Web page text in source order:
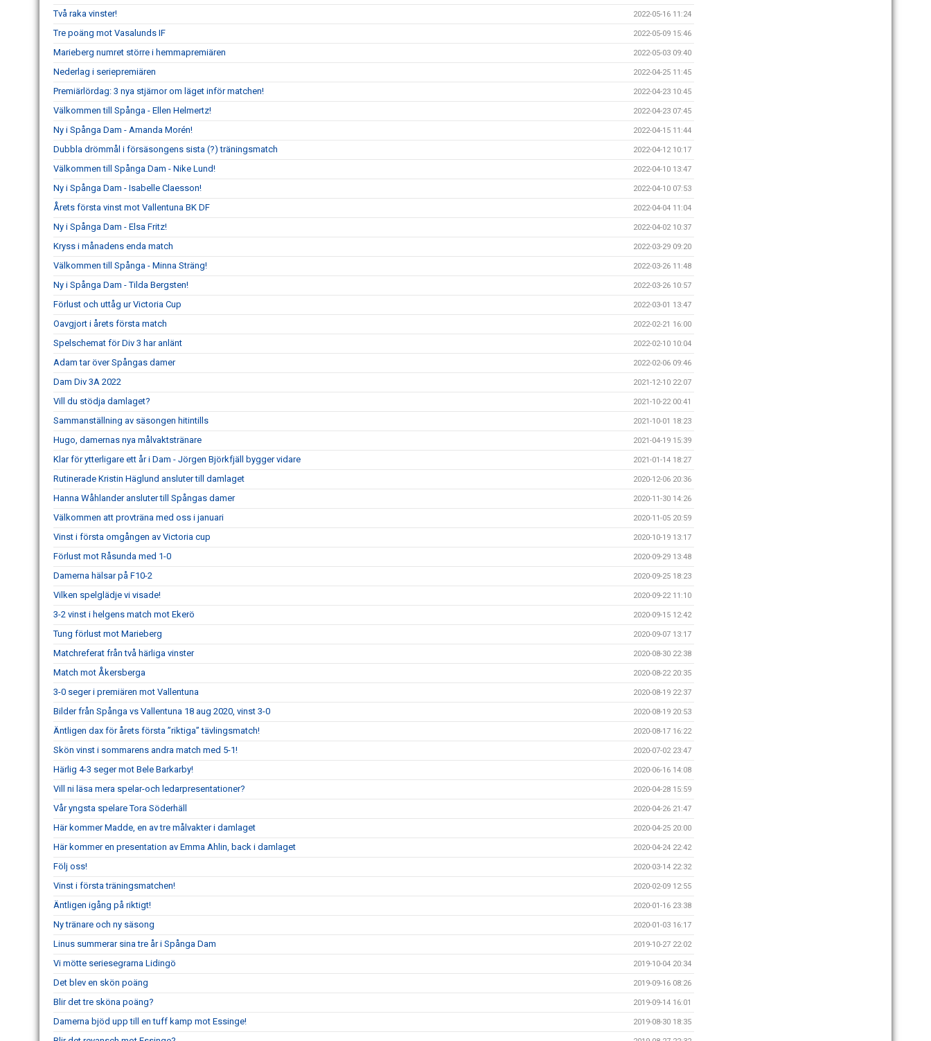
Två raka vinster! 2022-05-16 11:24
Tre poäng mot Vasalunds IF 2022-05-09 15:46
Marieberg numret större i hemmapremiären 2022-05-03 09:40
Nederlag i seriepremiären 2022-04-25 11:45
Premiärlördag: 3 nya stjärnor om läget inför matchen! 2022-04-23 10:45
Välkommen till Spånga - Ellen Helmertz! 2022-04-23 07:45
Ny i Spånga Dam - Amanda Morén! 2022-04-15 11:44
Dubbla drömmål i försäsongens sista (?) träningsmatch 2022-04-12 10:17
Välkommen till Spånga Dam - Nike Lund! 2022-04-10 13:47
Ny i Spånga Dam - Isabelle Claesson! 2022-04-10 07:53
Årets första vinst mot Vallentuna BK DF 2022-04-04 11:04
Ny i Spånga Dam - Elsa Fritz! 2022-04-02 10:37
Kryss i månadens enda match 2022-03-29 09:20
Välkommen till Spånga - Minna Sträng! 2022-03-26 11:48
Ny i Spånga Dam - Tilda Bergsten! 2022-03-26 10:57
Förlust och uttåg ur Victoria Cup 2022-03-01 13:47
Oavgjort i årets första match 2022-02-21 16:00
Spelschemat för Div 3 har anlänt 2022-02-10 10:04
Adam tar över Spångas damer 2022-02-06 09:46
Dam Div 3A 2022 2021-12-10 22:07
Vill du stödja damlaget? 2021-10-22 00:41
Sammanställning av säsongen hitintills 2021-10-01 18:23
Hugo, damernas nya målvaktstränare 2021-04-19 15:39
Klar för ytterligare ett år i Dam - Jörgen Björkfjäll bygger vidare 2021-01-14 18:27
Rutinerade Kristin Häglund ansluter till damlaget 2020-12-06 20:36
Hanna Wåhlander ansluter till Spångas damer 2020-11-30 14:26
Välkommen att provträna med oss i januari 2020-11-05 20:59
Vinst i första omgången av Victoria cup 2020-10-19 13:17
Förlust mot Råsunda med 1-0 2020-09-29 13:48
Damerna hälsar på F10-2 2020-09-25 18:23
Vilken spelglädje vi visade! 2020-09-22 11:10
3-2 vinst i helgens match mot Ekerö 2020-09-15 12:42
Tung förlust mot Marieberg 2020-09-07 13:17
Matchreferat från två härliga vinster 2020-08-30 22:38
Match mot Åkersberga 2020-08-22 20:35
3-0 seger i premiären mot Vallentuna 2020-08-19 22:37
Bilder från Spånga vs Vallentuna 18 aug 2020, vinst 3-0 2020-08-19 20:53
Äntligen dax för årets första ”riktiga” tävlingsmatch! 2020-08-17 16:22
Skön vinst i sommarens andra match med 5-1! 2020-07-02 23:47
Härlig 4-3 seger mot Bele Barkarby! 2020-06-16 14:08
Vill ni läsa mera spelar-och ledarpresentationer? 2020-04-28 15:59
Vår yngsta spelare Tora Söderhäll 2020-04-26 21:47
Här kommer Madde, en av tre målvakter i damlaget 2020-04-25 20:00
Här kommer en presentation av Emma Ahlin, back i damlaget 2020-04-24 22:42
Följ oss! 2020-03-14 22:32
Vinst i första träningsmatchen! 2020-02-09 12:55
Äntligen igång på riktigt! 2020-01-16 23:38
Ny tränare och ny säsong 2020-01-03 16:17
Linus summerar sina tre år i Spånga Dam 2019-10-27 22:02
Vi mötte seriesegrarna Lidingö 2019-10-04 20:34
Det blev en skön poäng 2019-09-16 08:26
Blir det tre sköna poäng? 2019-09-14 16:01
Damerna bjöd upp till en tuff kamp mot Essinge! 2019-08-30 18:35